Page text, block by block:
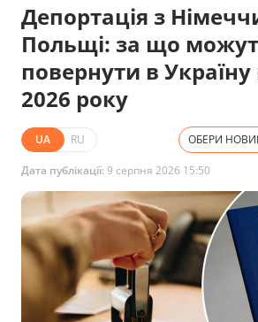
Депортація з
Польщі: за що
повернути в Україну
2026 року
UA RU ОБЕРИ
Дата публікації:9 серпня 2026 15:50